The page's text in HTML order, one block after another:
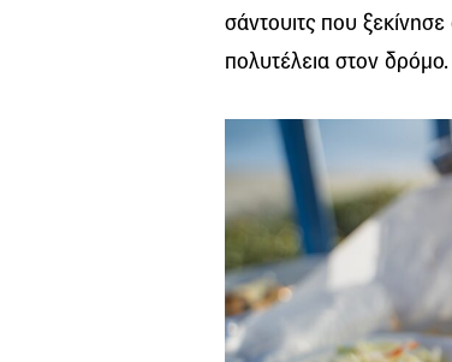
σάντουιτς που
πολυτέλεια στον δρόμο.